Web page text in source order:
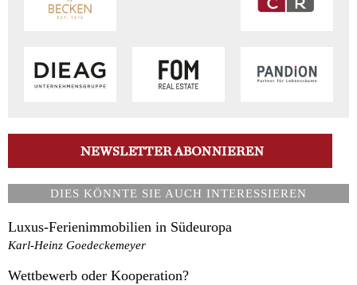
DIES KÖNNTE SIE AUCH INTERESSIEREN
Luxus-Ferienimmobilien in Südeuropa
Karl-Heinz Goedeckemeyer
Wettbewerb oder Kooperation?